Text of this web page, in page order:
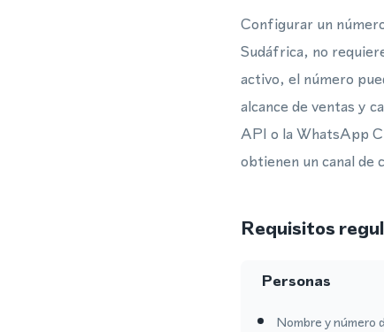
Configurar un
Sudáfrica, no
activo, el número
alcance de ventas y
API o la WhatsApp
obtienen un canal de
Requisitos
Personas
Nombre y